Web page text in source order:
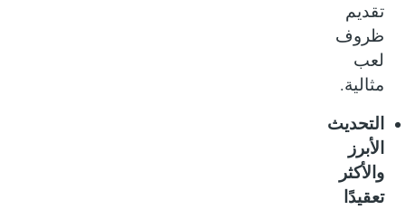
تقديم
ظروف
لعب
مثالية.
التحديث
الأبرز
والأكثر
تعقيدًا